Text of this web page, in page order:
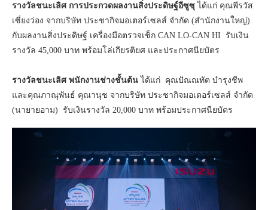
รางวัลชนะเลิศ การประกวดผลงานสิ่งประดิษฐ์อีซูซุได้แก่ คุณพีรวัส
เซี่ยงว่อง จากบริษัท ประชากิจมอเตอร์เซลส์ จำกัด (สำนักงานใหญ่)
กับผลงานสิ่งประดิษฐ์ เครื่องมือตรวจเช็ก CAN LO-CAN HI รับเงิน
รางวัล 45,000 บาท พร้อมโล่เกียรติยศ และประกาศนียบัตร
รางวัลชนะเลิศ พนักงานช่างชั้นต้นได้แก่ คุณปัณณทัต บำรุงชีพ
และคุณภาณุพันธ์ คุณานุช จากบริษัท ประชากิจมอเตอร์เซลส์ จำกัด
(นายายอาม) รับเงินรางวัล 20,000 บาท พร้อมประกาศนียบัตร